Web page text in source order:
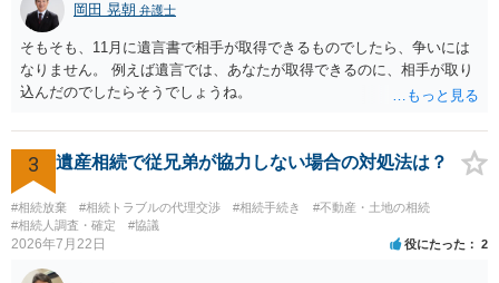
岡田 晃朝 弁護士
そもそも、11月に遺言書で相手が取得できるものでしたら、争いには
なりません。 例えば遺言では、あなたが取得できるのに、相手が取り
込んだのでしたらそうでしょうね。
3 遺産相続で従兄弟が協力しない場合の対処法は？
#相続放棄 #相続トラブルの代理交渉 #相続手続き
#不動産・土地の相続
#相続人調査・確定
#協議
2026年7月22日 役にたった 2